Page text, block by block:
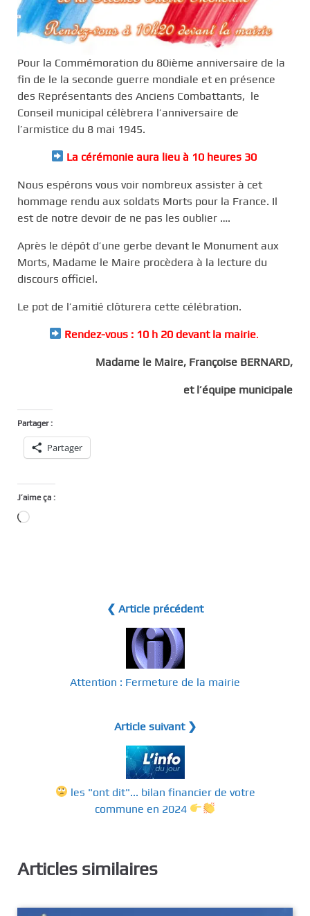
Pour la Commémoration du 80ième anniversaire de la
fin de le la seconde guerre mondiale et en présence
des Représentants des Anciens Combattants, le
Conseil municipal célèbrera l’anniversaire de
l’armistice du 8 mai 1945.
La cérémonie aura lieu à 10 heures 30
Nous espérons vous voir nombreux assister à cet
hommage rendu aux soldats Morts pour la France. Il
est de notre devoir de ne pas les oublier ….
Après le dépôt d’une gerbe devant le Monument aux
Morts, Madame le Maire procèdera à la lecture du
discours officiel.
Le pot de l’amitié clôturera cette célébration.
Rendez-vous : 10 h 20 devant la mairie.
Madame le Maire, Françoise BERNARD,
et l’équipe municipale
Partager :
Partager
J’aime ça :
Chargement…
❮ Article précédent
Attention : Fermeture de la mairie
Article suivant ❯
les "ont dit"... bilan financier de votre
commune en 2024
Articles similaires